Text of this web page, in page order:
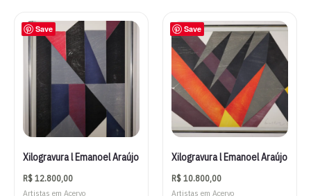
Save
Xilogravura l Emanoel Araújo
R$12.800,00
Artistas em Acervo
Save
Xilogravura l Emanoel Araújo
R$10.800,00
Artistas em Acervo